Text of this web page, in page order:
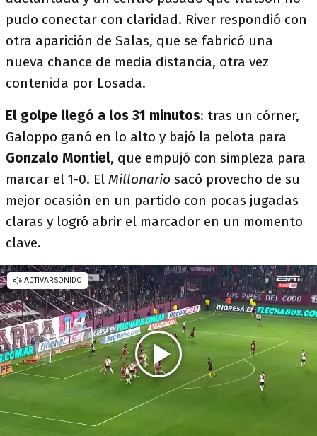
pudo conectar con claridad. River respondió con
otra aparición de Salas, que se fabricó una
nueva chance de media distancia, otra vez
contenida por Losada.
El golpe llegó a los 31 minutos: tras un córner,
Galoppo ganó en lo alto y bajó la pelota para
Gonzalo Montiel, que empujó con simpleza para
marcar el 1-0. El Millonario sacó provecho de su
mejor ocasión en un partido con pocas jugadas
claras y logró abrir el marcador en un momento
clave.